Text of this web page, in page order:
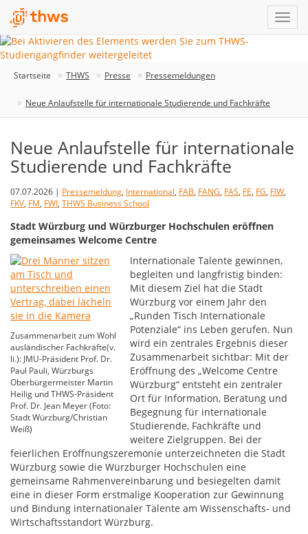
Startseite THWS Presse Pressemeldungen
Neue Anlaufstelle für internationale Studierende und Fachkräfte
Neue Anlaufstelle für internationale
Studierende und Fachkräfte
07.07.2026 | Pressemeldung, International, FAB, FANG, FAS, FE, FG, FIW,
FKV, FM, FWI, THWS Business School
Stadt Würzburg und Würzburger Hochschulen eröffnen
gemeinsames Welcome Centre
Zusammenarbeit zum Wohl
ausländischer Fachkräfte(v.
li.): JMU-Präsident Prof. Dr.
Paul Pauli, Würzburgs
Oberbürgermeister Martin
Heilig und THWS-Präsident
Prof. Dr. Jean Meyer (Foto:
Stadt Würzburg/Christian
Weiß)
Internationale Talente gewinnen,
begleiten und langfristig binden:
Mit diesem Ziel hat die Stadt
Würzburg vor einem Jahr den
„Runden Tisch Internationale
Potenziale“ ins Leben gerufen. Nun
wird ein zentrales Ergebnis dieser
Zusammenarbeit sichtbar: Mit der
Eröffnung des „Welcome Centre
Würzburg“ entsteht ein zentraler
Ort für Information, Beratung und
Begegnung für internationale
Studierende, Fachkräfte und
weitere Zielgruppen. Bei der
feierlichen Eröffnungszeremonie unterzeichneten die Stadt
Würzburg sowie die Würzburger Hochschulen eine
gemeinsame Rahmenvereinbarung und besiegelten damit
eine in dieser Form erstmalige Kooperation zur Gewinnung
und Bindung internationaler Talente am Wissenschafts- und
Wirtschaftsstandort Würzburg.